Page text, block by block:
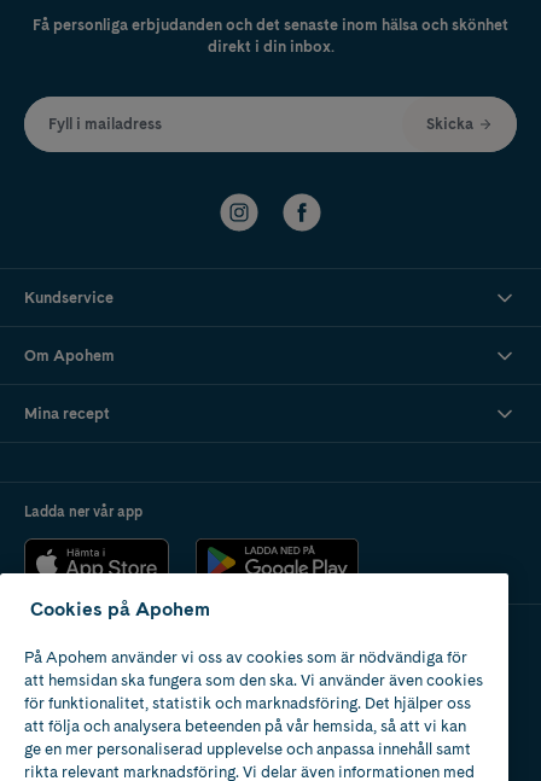
Få personliga erbjudanden och det senaste inom hälsa och skönhet
direkt i din inbox.
Fyll i mailadress Skicka
Kundservice
Om Apohem
Mina recept
Ladda ner vår app
Apotek med tillstånd
av Läkemedelsverket
Cookies på Apohem
På Apohem använder vi oss av cookies som är nödvändiga för
att hemsidan ska fungera som den ska. Vi använder även cookies
för funktionalitet, statistik och marknadsföring. Det hjälper oss
att följa och analysera beteenden på vår hemsida, så att vi kan
ge en mer personaliserad upplevelse och anpassa innehåll samt
rikta relevant marknadsföring. Vi delar även informationen med